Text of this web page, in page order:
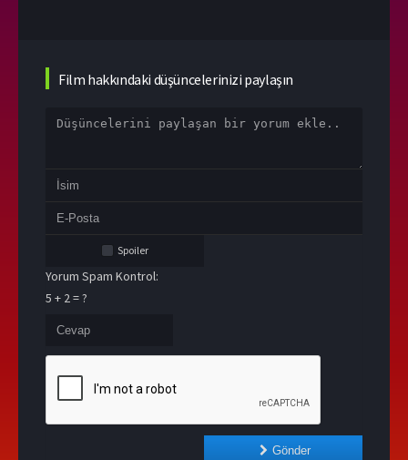
Film hakkındaki düşüncelerinizi paylaşın
Spoiler
Yorum Spam Kontrol:
5 + 2 = ?
Gönder